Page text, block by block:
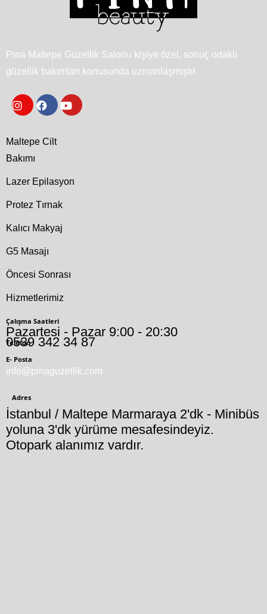
Pina Maltepe Güzellik Salonu kişiye özel, sonuç odaklı
güzellik bakımları konusunda uzmanlaşmıştır.
Maltepe Cilt
Bakımı
Lazer Epilasyon
Protez Tırnak
Kalıcı Makyaj
G5 Masajı
Öncesi Sonrası
Hizmetlerimiz
Çalışma Saatleri
Pazartesi - Pazar 9:00 - 20:30
Telefon
0539 342 34 87
E- Posta
info@pinaguzellik.com
Adres
İstanbul / Maltepe Marmaraya 2'dk - Minibüs
yoluna 3'dk yürüme mesafesindeyiz.
Otopark alanımız vardır.